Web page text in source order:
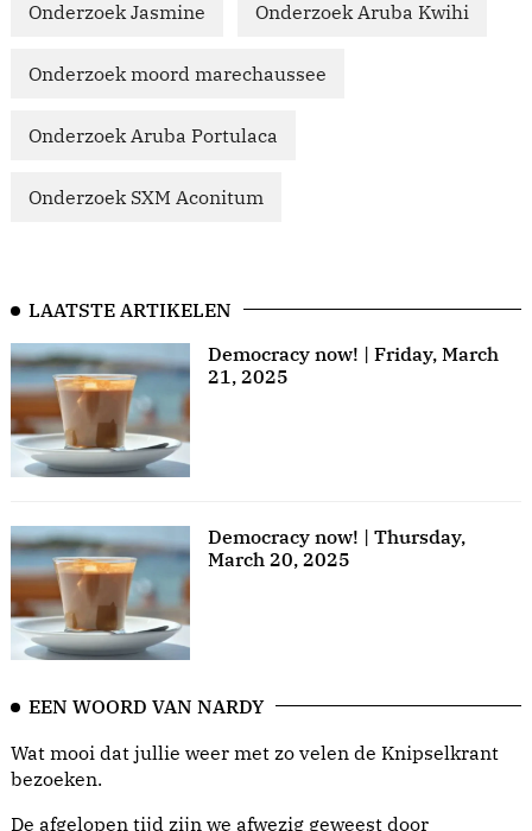
Onderzoek Jasmine Onderzoek Aruba Kwihi
Onderzoek moord marechaussee
Onderzoek Aruba Portulaca
Onderzoek SXM Aconitum
LAATSTE ARTIKELEN
Democracy now! | Friday, March
21, 2025
Democracy now! | Thursday,
March 20, 2025
EEN WOORD VAN NARDY
Wat mooi dat jullie weer met zo velen de Knipselkrant
bezoeken.
De afgelopen tijd zijn we afwezig geweest door